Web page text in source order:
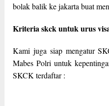
bolak balik ke jakarta buat
Kriteria skck untuk urus
Kami juga siap mengatur
Mabes Polri untuk
SKCK terdaftar :